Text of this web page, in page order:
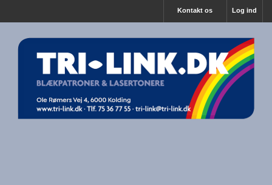
Log ind
Kontakt os